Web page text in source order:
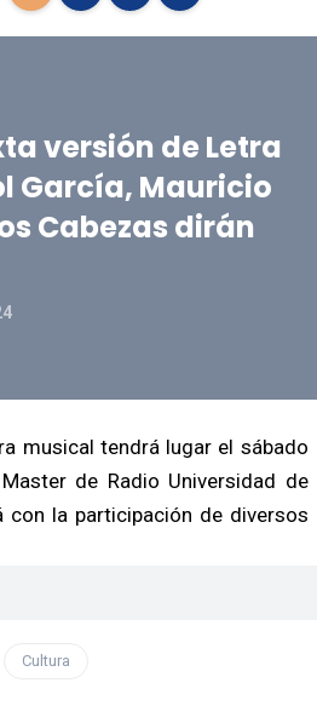
versión de Letra
García, Mauricio
Cabezas dirán
musical tendrá lugar el sábado
de Radio Universidad de
con la participación de diversos
Cultura